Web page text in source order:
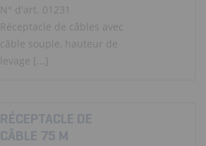
N° d'art. 01231
Réceptacle de câbles avec
câble souple, hauteur de
levage [...]
RÉCEPTACLE DE
CÂBLE 75 M